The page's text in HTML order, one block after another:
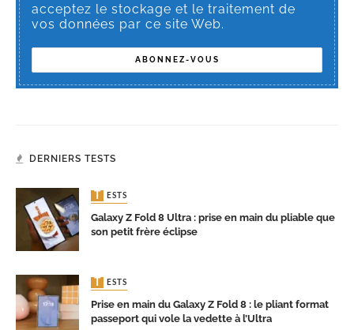
acceptez le stockage et le traitement de
vos données par ce site Web.
DERNIERS TESTS
TESTS
Galaxy Z Fold 8 Ultra : prise en main du pliable que
son petit frère éclipse
TESTS
Prise en main du Galaxy Z Fold 8 : le pliant format
passeport qui vole la vedette à l’Ultra